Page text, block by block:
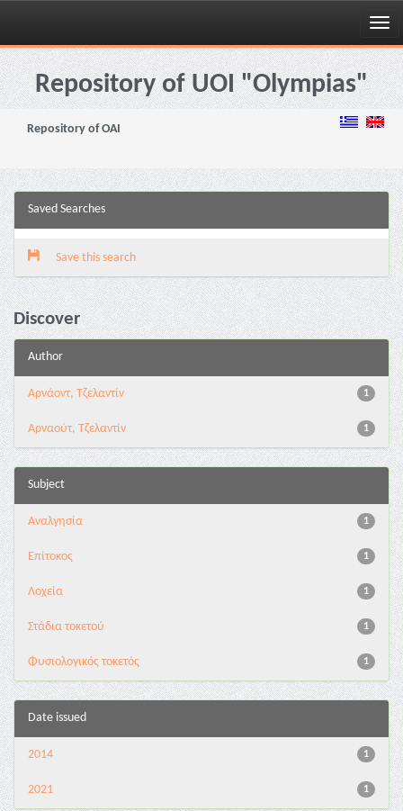
Skip
navigationRepository of UOI "Olympias"
Repository of OAI
Saved Searches
Save this search
Discover
Author
1
Αρνάοντ, Τζελαντίν
1
Αρναούτ, Τζελαντίν
Subject
1
Αναλγησία
1
Επίτοκος
1
Λοχεία
1
Στάδια τοκετού
1
Φυσιολογικός τοκετός
Date issued
1
2014
1
2021